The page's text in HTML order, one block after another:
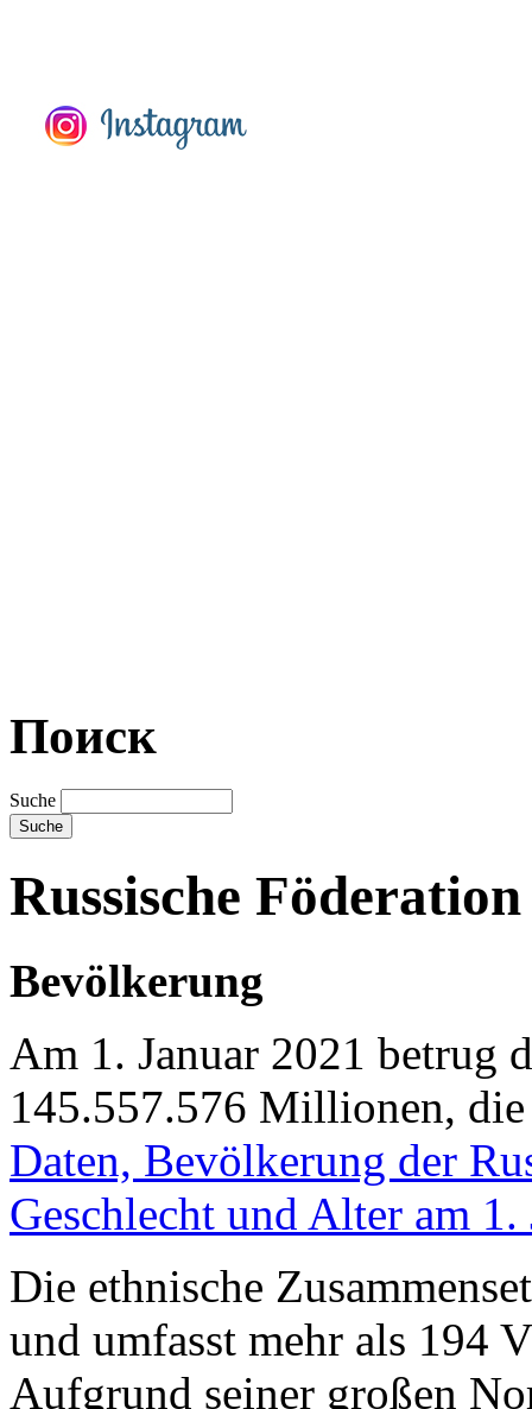
Поиск
Suche
Russische Föderation
Bevölkerung
Am 1. Januar 2021 betrug
145.557.576 Millionen,
Daten, Bevölkerung der
Geschlecht und Alter am 1.
Die ethnische
und umfasst mehr als 194
Aufgrund seiner großen